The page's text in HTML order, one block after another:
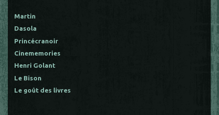
Martin
Dasola
Princécranoir
Cinememories
Henri Golant
Le Bison
Le goût des livres